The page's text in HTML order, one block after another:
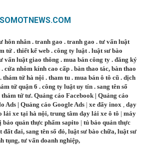
SOMOTNEWS.COM
hôn nhân. tranh gao . tranh gao . tư vấn luật
tử . thiết kế web . công ty luật . luật sư bào
vấn luật giao thông . mua bán công ty. đăng ký
. cửa nhôm kính cao cấp . bàn thao tác, bàn thao
thám tử hà nội . tham tu. mua bán ô tô cũ. dịch
tử quận 6 . công ty luật uy tín . sang tên sổ
thám tử tư. Quảng cáo Facebook| Quảng cáo
Ads | Quảng cáo Google Ads | xe đẩy inox
dạy
lái xe tại hà nội, trung tâm dạy lái xe ô tô | máy
bảo quản thực phẩm sapito | tủ bảo quản thực
đất đai, sang tên sổ đỏ, luật sư bào chữa, luật sư
tụng, tư vấn doanh nghiệp,